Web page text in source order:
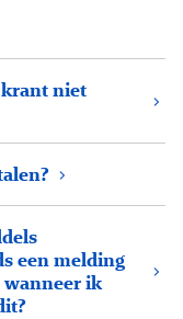
krant niet
een melding
wanneer ik